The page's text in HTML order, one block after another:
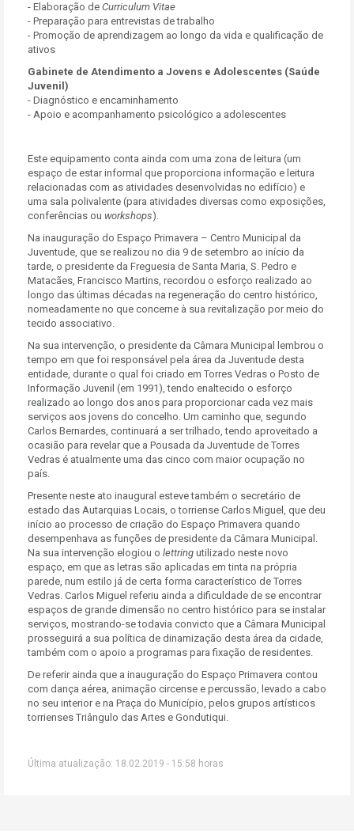
- Elaboração de Curriculum Vitae
- Preparação para entrevistas de trabalho
- Promoção de aprendizagem ao longo da vida e qualificação de
ativos
Gabinete de Atendimento a Jovens e Adolescentes (Saúde
Juvenil)
- Diagnóstico e encaminhamento
- Apoio e acompanhamento psicológico a adolescentes
Este equipamento conta ainda com uma zona de leitura (um
espaço de estar informal que proporciona informação e leitura
relacionadas com as atividades desenvolvidas no edifício) e
uma sala polivalente (para atividades diversas como exposições,
conferências ou workshops).
Na inauguração do Espaço Primavera – Centro Municipal da
Juventude, que se realizou no dia 9 de setembro ao início da
tarde, o presidente da Freguesia de Santa Maria, S. Pedro e
Matacães, Francisco Martins, recordou o esforço realizado ao
longo das últimas décadas na regeneração do centro histórico,
nomeadamente no que concerne à sua revitalização por meio do
tecido associativo.
Na sua intervenção, o presidente da Câmara Municipal lembrou o
tempo em que foi responsável pela área da Juventude desta
entidade, durante o qual foi criado em Torres Vedras o Posto de
Informação Juvenil (em 1991), tendo enaltecido o esforço
realizado ao longo dos anos para proporcionar cada vez mais
serviços aos jovens do concelho. Um caminho que, segundo
Carlos Bernardes, continuará a ser trilhado, tendo aproveitado a
ocasião para revelar que a Pousada da Juventude de Torres
Vedras é atualmente uma das cinco com maior ocupação no
país.
Presente neste ato inaugural esteve também o secretário de
estado das Autarquias Locais, o torriense Carlos Miguel, que deu
início ao processo de criação do Espaço Primavera quando
desempenhava as funções de presidente da Câmara Municipal.
Na sua intervenção elogiou o lettring utilizado neste novo
espaço, em que as letras são aplicadas em tinta na própria
parede, num estilo já de certa forma característico de Torres
Vedras. Carlos Miguel referiu ainda a dificuldade de se encontrar
espaços de grande dimensão no centro histórico para se instalar
serviços, mostrando-se todavia convicto que a Câmara Municipal
prosseguirá a sua política de dinamização desta área da cidade,
também com o apoio a programas para fixação de residentes.
De referir ainda que a inauguração do Espaço Primavera contou
com dança aérea, animação circense e percussão, levado a cabo
no seu interior e na Praça do Município, pelos grupos artísticos
torrienses Triângulo das Artes e Gondutiqui.
Última atualização: 18.02.2019 - 15:58 horas